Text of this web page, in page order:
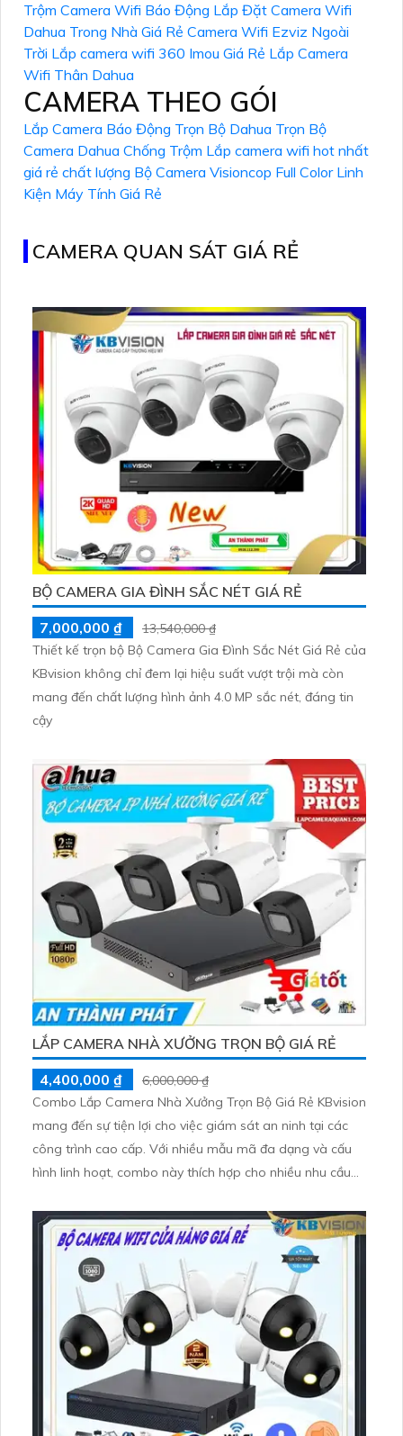
Trộm Camera Wifi Báo Động Lắp Đặt Camera Wifi
Dahua Trong Nhà Giá Rẻ Camera Wifi Ezviz Ngoài
Trời Lắp camera wifi 360 Imou Giá Rẻ Lắp Camera
Wifi Thân Dahua
CAMERA THEO GÓI
Lắp Camera Báo Động Trọn Bộ Dahua Trọn Bộ
Camera Dahua Chống Trộm Lắp camera wifi hot nhất
giá rẻ chất lượng Bộ Camera Visioncop Full Color Linh
Kiện Máy Tính Giá Rẻ
CAMERA QUAN SÁT GIÁ RẺ
BỘ CAMERA GIA ĐÌNH SẮC NÉT GIÁ RẺ
7,000,000 ₫
13,540,000 ₫
Thiết kế trọn bộ Bộ Camera Gia Đình Sắc Nét Giá Rẻ của
KBvision không chỉ đem lại hiệu suất vượt trội mà còn
mang đến chất lượng hình ảnh 4.0 MP sắc nét, đáng tin
cậy
LẮP CAMERA NHÀ XƯỞNG TRỌN BỘ GIÁ RẺ
4,400,000 ₫
6,000,000 ₫
Combo Lắp Camera Nhà Xưởng Trọn Bộ Giá Rẻ KBvision
mang đến sự tiện lợi cho việc giám sát an ninh tại các
công trình cao cấp. Với nhiều mẫu mã đa dạng và cấu
hình linh hoạt, combo này thích hợp cho nhiều nhu cầu